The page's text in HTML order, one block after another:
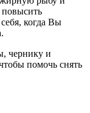
когда Вы
чернику и
помочь снять